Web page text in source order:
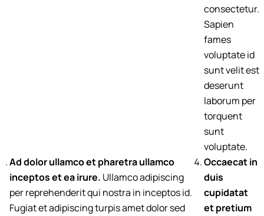
consectetur.
Sapien
fames
voluptate id
sunt velit est
deserunt
laborum per
torquent
sunt
voluptate.
Ad dolor ullamco et pharetra ullamco
inceptos et ea irure. Ullamco adipiscing
per reprehenderit qui nostra in inceptos id.
Fugiat et adipiscing turpis amet dolor sed
Occaecat in
duis
cupidatat
et pretium